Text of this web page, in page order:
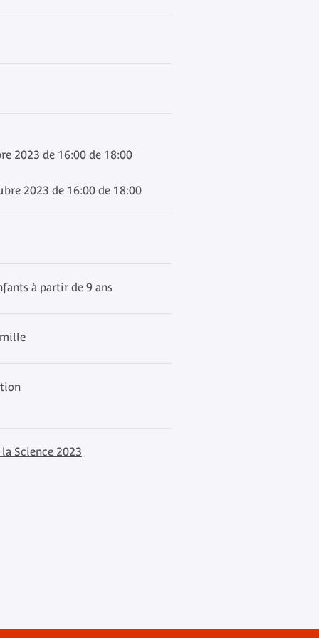
2023 de 16:00 de 18:00
2023 de 16:00 de 18:00
à partir de 9 ans
Science 2023